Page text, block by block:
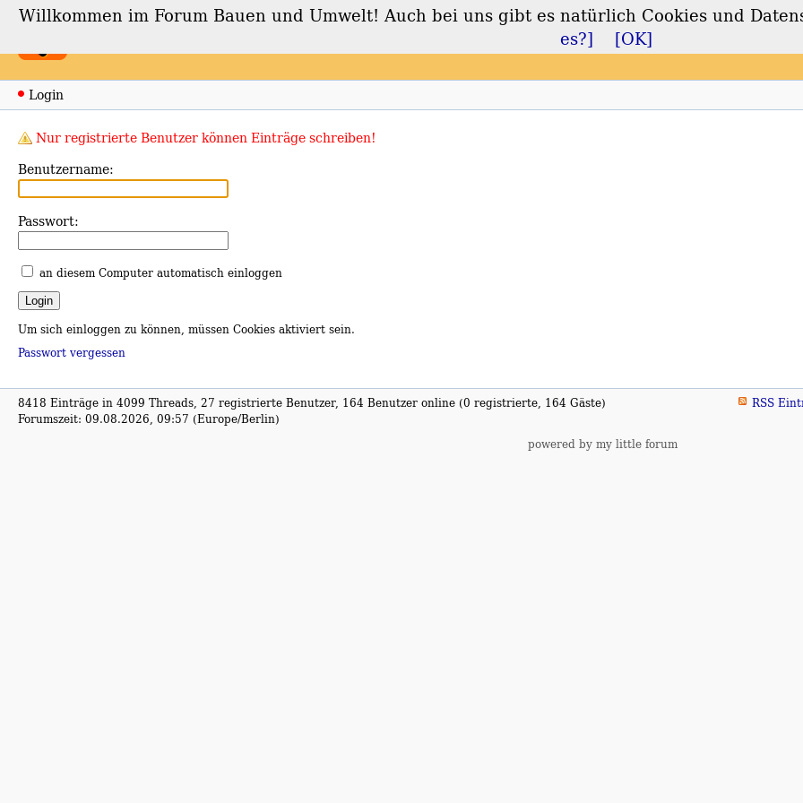
Forum Bauen und Umwelt
Login
Nur registrierte Benutzer können Einträge schreiben!
Benutzername:
Passwort:
an diesem Computer automatisch einloggen
Um sich einloggen zu können, müssen Cookies aktiviert sein.
Passwort vergessen
8418 Einträge in 4099 Threads, 27 registrierte Benutzer, 164 Benutzer online (0 registrierte, 164 Gäste)
Forumszeit: 09.08.2026, 09:57 (Europe/Berlin)
RSS
powered by my little forum
Willkommen im Forum Bauen und Umwelt! Auch bei uns gibt es natürlich Cookies und
es?]
[OK]